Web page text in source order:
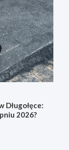
Długołęce:
2026?